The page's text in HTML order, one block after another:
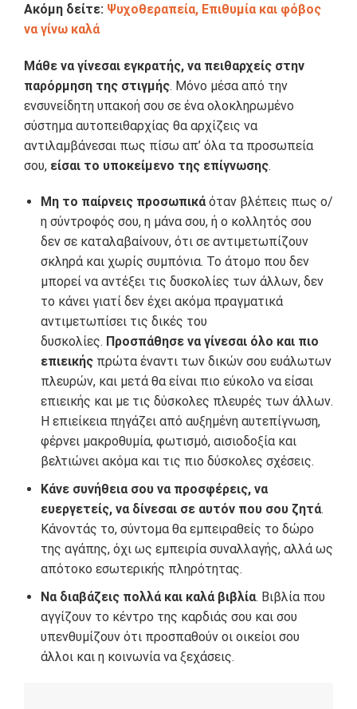
Ακόμη δείτε: Ψυχοθεραπεία, Επιθυμία και φόβος
να γίνω καλά
Μάθε να γίνεσαι εγκρατής, να πειθαρχείς στην
παρόρμηση της στιγμής. Μόνο μέσα από την
ενσυνείδητη υπακοή σου σε ένα ολοκληρωμένο
σύστημα αυτοπειθαρχίας θα αρχίζεις να
αντιλαμβάνεσαι πως πίσω απ’ όλα τα προσωπεία
σου, είσαι το υποκείμενο της επίγνωσης.
Μη το παίρνεις προσωπικάόταν βλέπεις πως ο/
η σύντροφός σου, η μάνα σου, ή ο κολλητός σου
δεν σε καταλαβαίνουν, ότι σε αντιμετωπίζουν
σκληρά και χωρίς συμπόνια. Το άτομο που δεν
μπορεί να αντέξει τις δυσκολίες των άλλων, δεν
το κάνει γιατί δεν έχει ακόμα πραγματικά
αντιμετωπίσει τις δικές του
δυσκολίες. Προσπάθησε να γίνεσαι όλο και πιο
επιεικήςπρώτα έναντι των δικών σου ευάλωτων
πλευρών, και μετά θα είναι πιο εύκολο να είσαι
επιεικής και με τις δύσκολες πλευρές των άλλων.
Η επιείκεια πηγάζει από αυξημένη αυτεπίγνωση,
φέρνει μακροθυμία, φωτισμό, αισιοδοξία και
βελτιώνει ακόμα και τις πιο δύσκολες σχέσεις.
Κάνε συνήθεια σου να προσφέρεις, να
ευεργετείς, να δίνεσαι σε αυτόν που σου ζητά.
Κάνοντάς το, σύντομα θα εμπειραθείς το δώρο
της αγάπης, όχι ως εμπειρία συναλλαγής, αλλά ως
απότοκο εσωτερικής πληρότητας.
Να διαβάζεις πολλά και καλά βιβλία. Βιβλία που
αγγίζουν το κέντρο της καρδιάς σου και σου
υπενθυμίζουν ότι προσπαθούν οι οικείοι σου
άλλοι και η κοινωνία να ξεχάσεις.